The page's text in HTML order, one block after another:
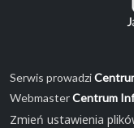
Serwis prowadzi
WebmasterCentrum
Zmień ustawienia